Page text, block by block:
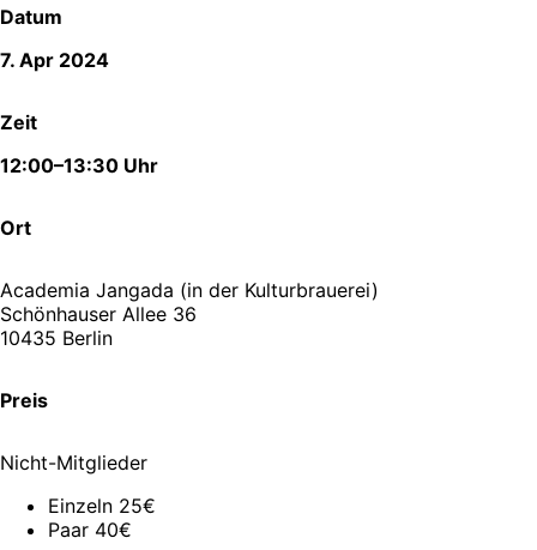
Datum
7. Apr 2024
Zeit
12:00–13:30 Uhr
Ort
Academia Jangada (in der Kulturbrauerei)
Schönhauser Allee 36
10435 Berlin
Preis
Nicht-Mitglieder
Einzeln 25€
Paar 40€